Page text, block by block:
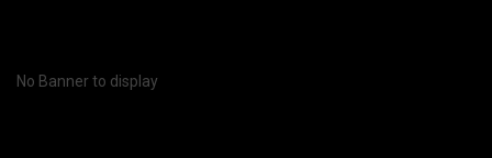
No Banner to display